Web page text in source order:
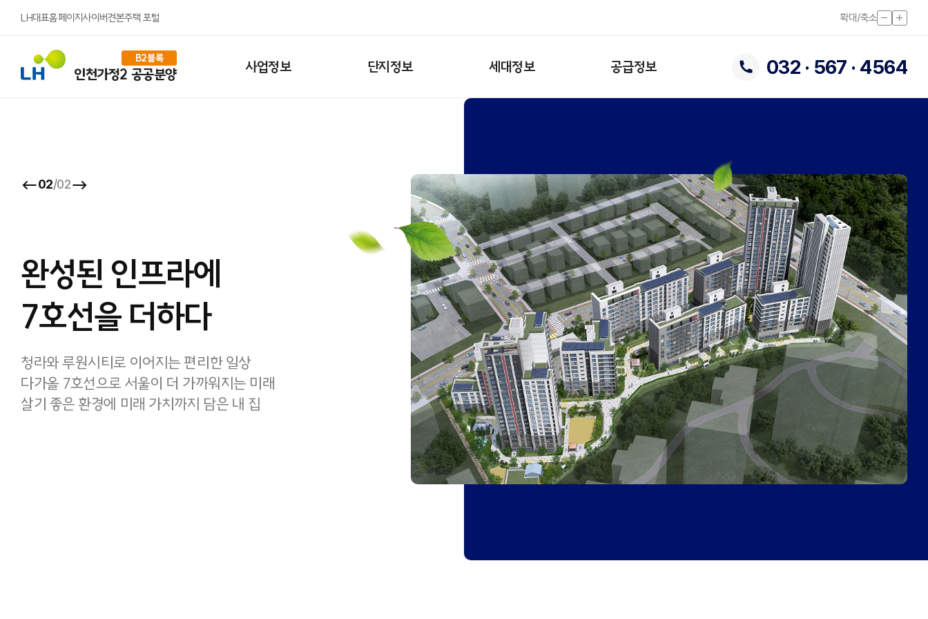
LH대표홈페이지사이버견본주택 포털 확대/축소 화면 작
인천가정2 공공분양
B2블록 사업정보 단지정보 세대정보 공급정보 032 · 567 · 4564
이전 슬라이드
02/02
완성된 인프라에
7호선을 더하다
청라와 루원시티로 이어지는 편리한 일상
다가올 7호선으로 서울이 더 가까워지는 미래
살기 좋은 환경에 미래 가치까지 담은 내 집